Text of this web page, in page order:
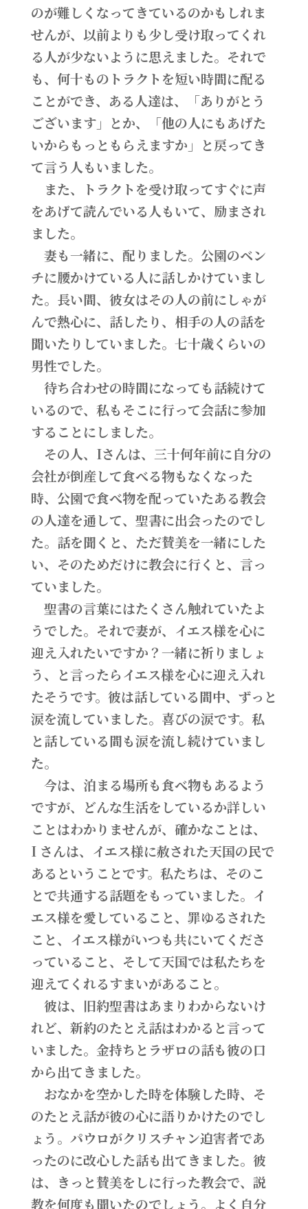
のが難しくなってきているのかもしれま
せんが、以前よりも少し受け取ってくれ
る人が少ないように思えました。それで
も、何十ものトラクトを短い時間に配る
ことができ、ある人達は、「ありがとう
ございます」とか、「他の人にもあげた
いからもっともらえますか」と戻ってき
て言う人もいました。
また、トラクトを受け取ってすぐに声
をあげて読んでいる人もいて、励まされ
ました。
妻も一緒に、配りました。公園のベン
チに腰かけている人に話しかけていまし
た。長い間、彼女はその人の前にしゃが
んで熱心に、話したり、相手の人の話を
聞いたりしていました。七十歳くらいの
男性でした。
待ち合わせの時間になっても話続けて
いるので、私もそこに行って会話に参加
することにしました。
その人、Iさんは、三十何年前に自分の
会社が倒産して食べる物もなくなった
時、公園で食べ物を配っていたある教会
の人達を通して、聖書に出会ったのでし
た。話を聞くと、ただ賛美を一緒にした
い、そのためだけに教会に行くと、言っ
ていました。
聖書の言葉にはたくさん触れていたよ
うでした。それで妻が、イエス様を心に
迎え入れたいですか？一緒に祈りましょ
う、と言ったらイエス様を心に迎え入れ
たそうです。彼は話している間中、ずっと
涙を流していました。喜びの涙です。私
と話している間も涙を流し続けていまし
た。
今は、泊まる場所も食べ物もあるよう
ですが、どんな生活をしているか詳しい
ことはわかりませんが、確かなことは、
I さんは、イエス様に赦された天国の民で
あるということです。私たちは、そのこ
とで共通する話題をもっていました。イ
エス様を愛していること、罪ゆるされた
こと、イエス様がいつも共にいてくださ
っていること、そして天国では私たちを
迎えてくれるすまいがあること。
彼は、旧約聖書はあまりわからないけ
れど、新約のたとえ話はわかると言って
いました。金持ちとラザロの話も彼の口
から出てきました。
おなかを空かした時を体験した時、そ
のたとえ話が彼の心に語りかけたのでし
ょう。パウロがクリスチャン迫害者であ
ったのに改心した話も出てきました。彼
は、きっと賛美をしに行った教会で、説
教を何度も聞いたのでしょう。よく自分